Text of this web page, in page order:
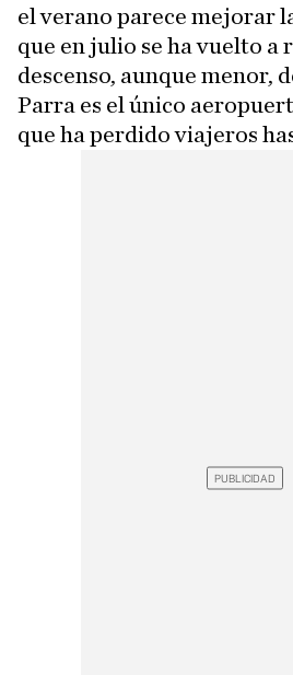
el verano parece mejorar
que en julio se ha vuelto a
descenso, aunque menor,
Parra es el único
que ha perdido viajeros